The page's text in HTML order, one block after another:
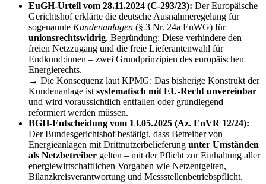
EuGH-Urteil vom 28.11.2024 (C-293/23): Der Europäische
Gerichtshof erklärte die deutsche Ausnahmeregelung für
sogenannte Kundenanlagen (§ 3 Nr. 24a EnWG) für
unionsrechtswidrig. Begründung: Diese verhindere den
freien Netzzugang und die freie Lieferantenwahl für
Endkund:innen – zwei Grundprinzipien des europäischen
Energierechts.
→ Die Konsequenz laut KPMG: Das bisherige Konstrukt der
Kundenanlage ist systematisch mit EU-Recht unvereinbar
und wird voraussichtlich entfallen oder grundlegend
reformiert werden müssen.
BGH-Entscheidung vom 13.05.2025 (Az. EnVR 12/24):
Der Bundesgerichtshof bestätigt, dass Betreiber von
Energieanlagen mit Drittnutzerbelieferung unter Umständen
als Netzbetreiber gelten – mit der Pflicht zur Einhaltung aller
energiewirtschaftlichen Vorgaben wie Netzentgelten,
Bilanzkreisverantwortung und Messstellenbetriebspflicht.